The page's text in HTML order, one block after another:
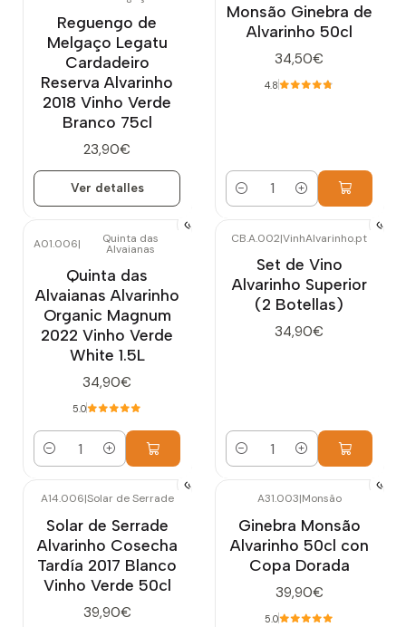
Reguengo de
Melgaço Legatu
Cardadeiro
Reserva Alvarinho
2018 Vinho Verde
Branco 75cl
23,90€
Ver detalles
Monsão Ginebra de
Alvarinho 50cl
34,50€
4.8
Cantidad
A01.006| Quinta das
Alvaianas
Quinta das
Alvaianas Alvarinho
Organic Magnum
2022 Vinho Verde
White 1.5L
34,90€
5.0
Cantidad
CB.A.002|VinhAlvarinho.pt
Set de Vino
Alvarinho Superior
(2 Botellas)
34,90€
Cantidad
A14.006|Solar de Serrade
Solar de Serrade
Alvarinho Cosecha
Tardía 2017 Blanco
Vinho Verde 50cl
39,90€
A31.003|Monsão
Ginebra Monsão
Alvarinho 50cl con
Copa Dorada
39,90€
5.0